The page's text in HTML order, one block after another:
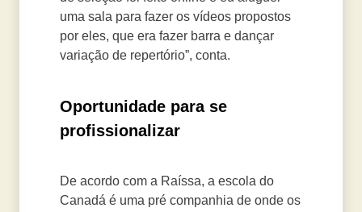
uma sala para fazer os vídeos propostos
por eles, que era fazer barra e dançar
variação de repertório”, conta.
Oportunidade para se
profissionalizar
De acordo com a Raíssa, a escola do
Canadá é uma pré companhia de onde os